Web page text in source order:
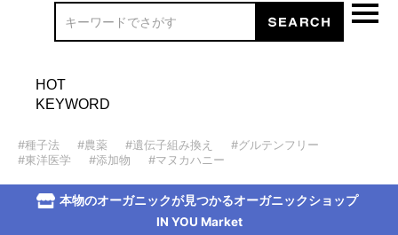
HOT
KEYWORD
#種子法 #農薬 #遺伝子組み換え
#グルテンフリー
#東洋医学
#添加物 #マヌカハニー
本物のオーガニックが見つかるオーガニックショップ
IN YOU Market